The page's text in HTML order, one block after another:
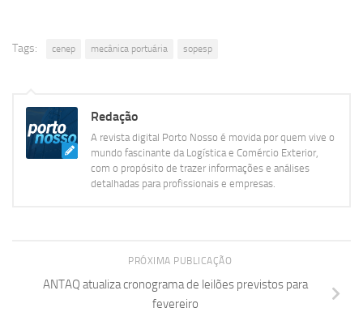
Tags: cenep mecânica portuária sopesp
Redação
A revista digital Porto Nosso é movida por quem vive o
mundo fascinante da Logística e Comércio Exterior,
com o propósito de trazer informações e análises
detalhadas para profissionais e empresas.
PRÓXIMA PUBLICAÇÃO
ANTAQ atualiza cronograma de leilões previstos para
fevereiro